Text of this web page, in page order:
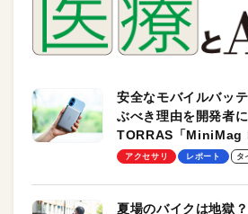
安全なモバイルバッ
ぶべき理由を開発者に
TORRAS「MiniMag
ーも
アクセサリ レポート タ
夏場のバイクは地獄